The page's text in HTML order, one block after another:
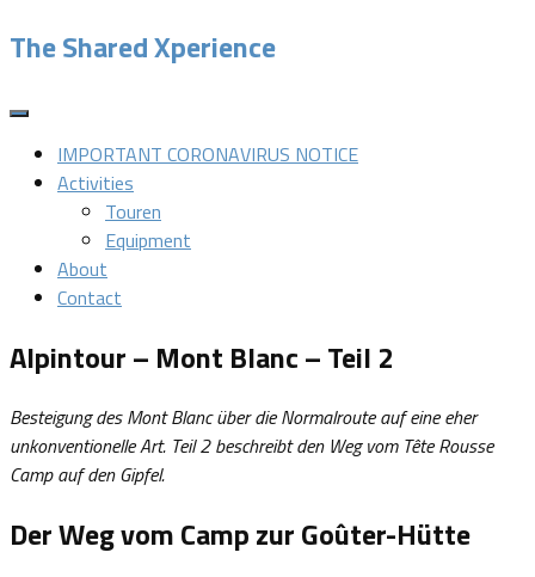
Skip
The Shared Xperience
IMPORTANT CORONAVIRUS NOTICE
Activities
Touren
Equipment
About
Contact
Alpintour – Mont Blanc – Teil 2
Besteigung des Mont Blanc über die Normalroute auf eine eher
unkonventionelle Art. Teil 2 beschreibt den Weg vom Tête Rousse
Camp auf den Gipfel.
Der Weg vom Camp zur Goûter-Hütte